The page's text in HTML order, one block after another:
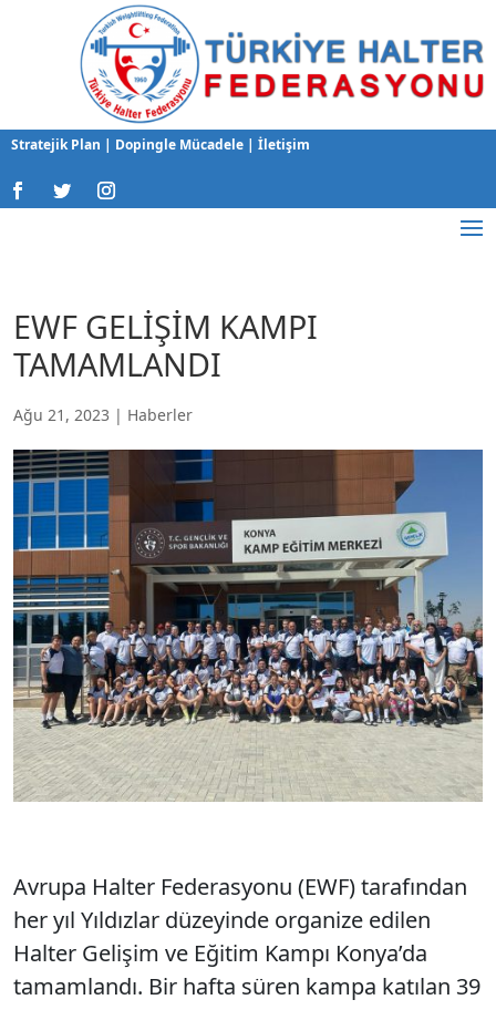
Stratejik Plan | Dopingle Mücadele | İletişim
EWF GELİŞİM KAMPI
TAMAMLANDI
Ağu 21, 2023 | Haberler
Avrupa Halter Federasyonu (EWF) tarafından
her yıl Yıldızlar düzeyinde organize edilen
Halter Gelişim ve Eğitim Kampı Konya’da
tamamlandı. Bir hafta süren kampa katılan 39